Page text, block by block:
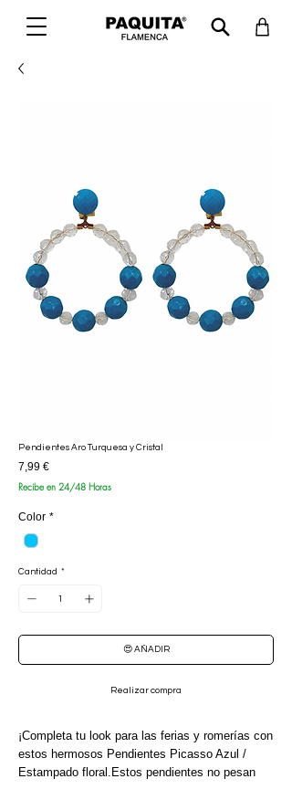
Pendientes Aro Turquesa y Cristal
7,99 €Precio
Recibe en 24/48 Horas
Color *
Cantidad *
😍 AÑADIR
Realizar compra
¡Completa tu look para las ferias y romerías con
estos hermosos Pendientes Picasso Azul /
Estampado floral.Estos pendientes no pesan